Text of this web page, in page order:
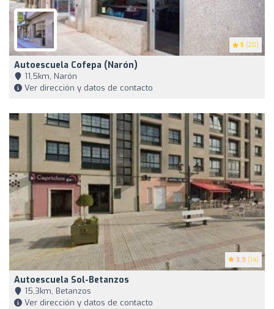
5 (20)
Autoescuela Cofepa (Narón)
11,5km, Narón
Ver dirección y datos de contacto
3.9 (14)
Autoescuela Sol-Betanzos
15,3km, Betanzos
Ver dirección y datos de contacto